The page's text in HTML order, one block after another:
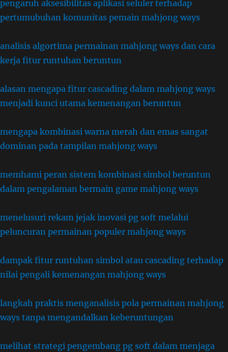
pengaruh aksesibilitas aplikasi seluler terhadap
pertumubuhan komunitas pemain mahjong ways
analisis algortima permainan mahjong ways dan cara
kerja fitur runtuhan beruntun
alasan mengapa fitur cascading dalam mahjong ways
menjadi kunci utama kemenangan beruntun
mengapa kombinasi warna merah dan emas sangat
dominan pada tampilan mahjong ways
memhami peran sistem kombinasi simbol beruntun
dalam pengalaman bermain game mahjong ways
menelusuri rekam jejak inovasi pg soft melalui
peluncuran permainan populer mahjong ways
dampak fitur runtuhan simbol atau cascading terhadap
nilai pengali kemenangan mahjong ways
langkah praktis menganalisis pola permainan mahjong
ways tanpa mengandalkan keberuntungan
melihat strategi pengembang pg soft dalam menjaga